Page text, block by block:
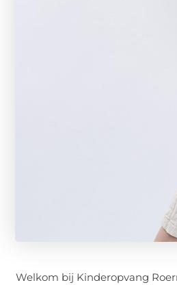
Welkom bij Kinderopvang